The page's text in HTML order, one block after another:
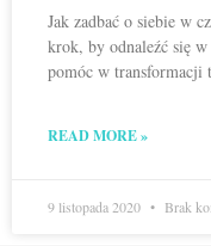
Jak zadbać o siebie w
krok, by odnaleźć się
pomóc w transformacji
READ MORE »
9 listopada 2020 Brak